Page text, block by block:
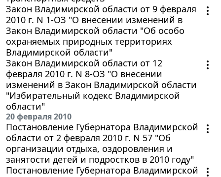
Закон Владимирской области от 9 февраля
2010 г. N 1-ОЗ "О внесении изменений в
Закон Владимирской области "Об особо
охраняемых природных территориях
Владимирской области"
Закон Владимирской области от 12
февраля 2010 г. N 8-ОЗ "О внесении
изменений в Закон Владимирской области
"Избирательный кодекс Владимирской
области"
20 февраля 2010
Постановление Губернатора Владимирской
области от 2 февраля 2010 г. N 57 "Об
организации отдыха, оздоровления и
занятости детей и подростков в 2010 году"
Постановление Губернатора Владимирской